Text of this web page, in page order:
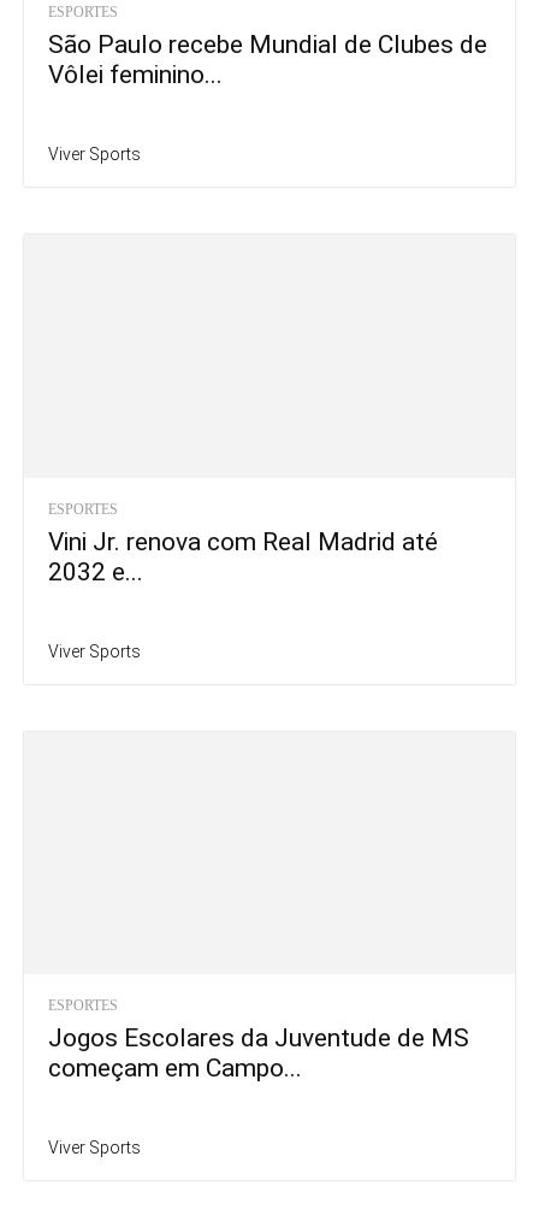
ESPORTES
São Paulo recebe Mundial de Clubes de
Vôlei feminino...
Viver Sports
ESPORTES
Vini Jr. renova com Real Madrid até
2032 e...
Viver Sports
ESPORTES
Jogos Escolares da Juventude de MS
começam em Campo...
Viver Sports